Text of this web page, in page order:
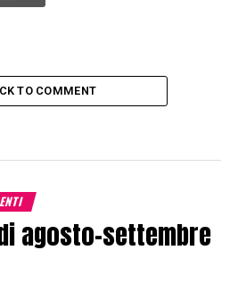
TO COMMENT
agosto-settembre